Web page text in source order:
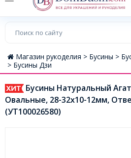
Магазин рукоделия > Бусины >
> Бусины Дзи
Бусины Натуральный
Овальные, 28-32x10-12мм,
(УТ100026580)